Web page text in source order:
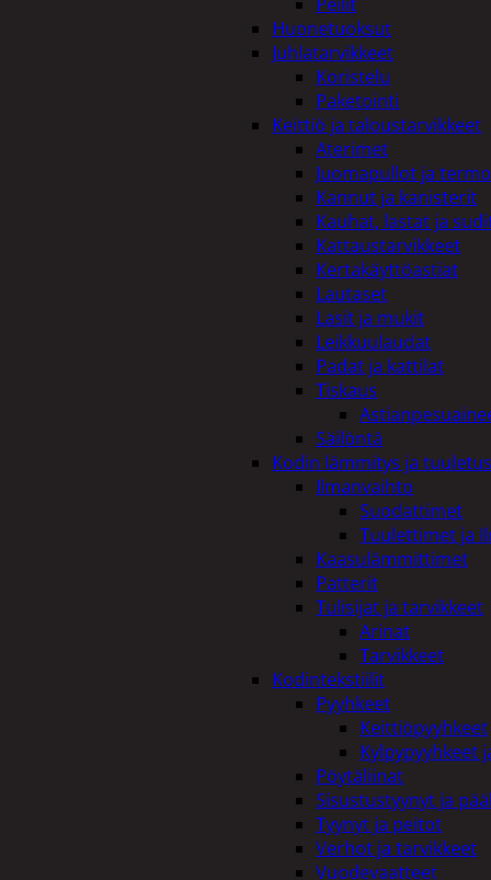
Huonetuoksut
Juhlatarvikkeet
Koristelu
Paketointi
Keittiö ja taloustarvikkeet
Aterimet
Juomapullot ja
Kannut ja kanisterit
Kauhat, lastat ja
Kattaustarvikkeet
Kertakäyttöastiat
Lautaset
Lasit ja mukit
Leikkuulaudat
Padat ja kattilat
Tiskaus
Säilöntä
Kodin lämmitys ja tuuletus
Ilmanvaihto
Suodattimet
Tuulettimet ja
Kaasulämmittimet
Patterit
Tulisijat ja tarvikkeet
Arinat
Tarvikkeet
Kodintekstiilit
Pyyhkeet
Keittiöpyyhkeet
Kylpypyyhkeet
Pöytäliinat
Sisustustyynyt ja
Tyynyt ja peitot
Verhot ja tarvikkeet
Vuodevaatteet